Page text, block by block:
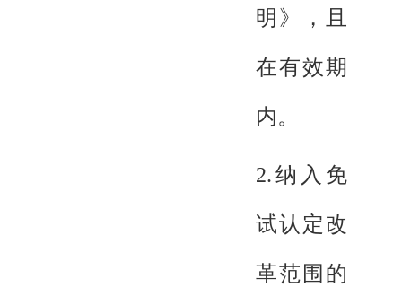
明》，且
在有效期
内。
2.纳入免
试认定改
革范围的